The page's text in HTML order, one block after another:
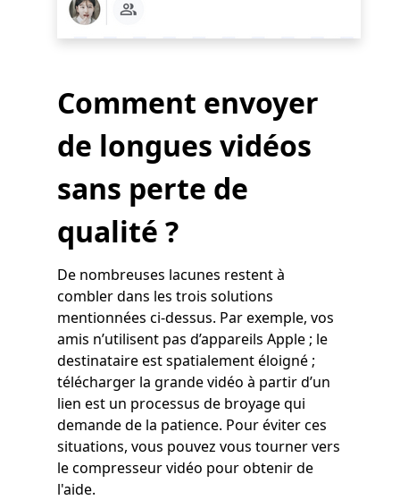
Comment envoyer
de longues vidéos
sans perte de
qualité ?
De nombreuses lacunes restent à
combler dans les trois solutions
mentionnées ci-dessus. Par exemple, vos
amis n’utilisent pas d’appareils Apple ; le
destinataire est spatialement éloigné ;
télécharger la grande vidéo à partir d’un
lien est un processus de broyage qui
demande de la patience. Pour éviter ces
situations, vous pouvez vous tourner vers
le compresseur vidéo pour obtenir de
l'aide.